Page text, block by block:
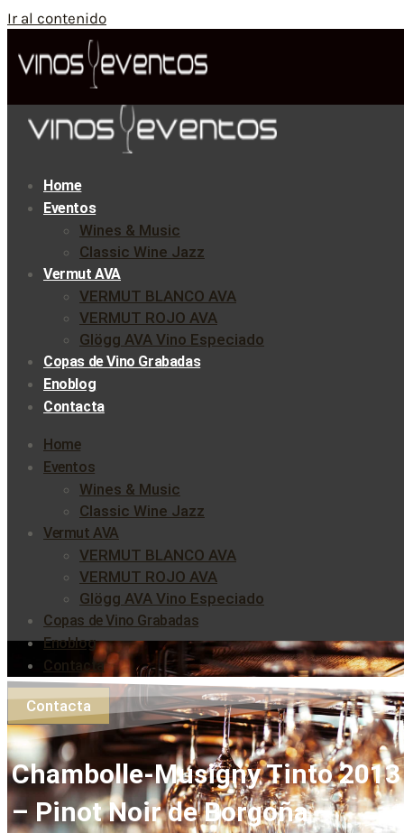
Ir al contenido
Home
Eventos
Wines & Music
Classic Wine Jazz
Vermut AVA
VERMUT BLANCO AVA
VERMUT ROJO AVA
Glögg AVA Vino Especiado
Copas de Vino Grabadas
Enoblog
Contacta
Home
Eventos
Wines & Music
Classic Wine Jazz
Vermut AVA
VERMUT BLANCO AVA
VERMUT ROJO AVA
Glögg AVA Vino Especiado
Copas de Vino Grabadas
Enoblog
Contacta
Contacta
Chambolle-Musigny Tinto 2013
– Pinot Noir de Borgoña –